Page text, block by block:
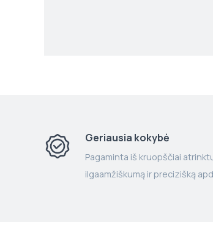
Geriausia kokybė
Pagaminta iš kruopščiai
ilgaamžiškumą ir precizišką